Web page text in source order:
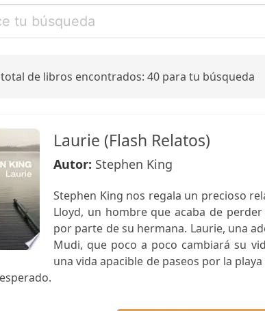
de libros encontrados: 40 para tu búsqueda
Laurie (Flash Relatos)
Autor: Stephen King
Stephen King nos regala un precioso
Lloyd, un hombre que acaba de
por parte de su hermana. Laurie, una
Mudi, que poco a poco cambiará su
una vida apacible de paseos por la